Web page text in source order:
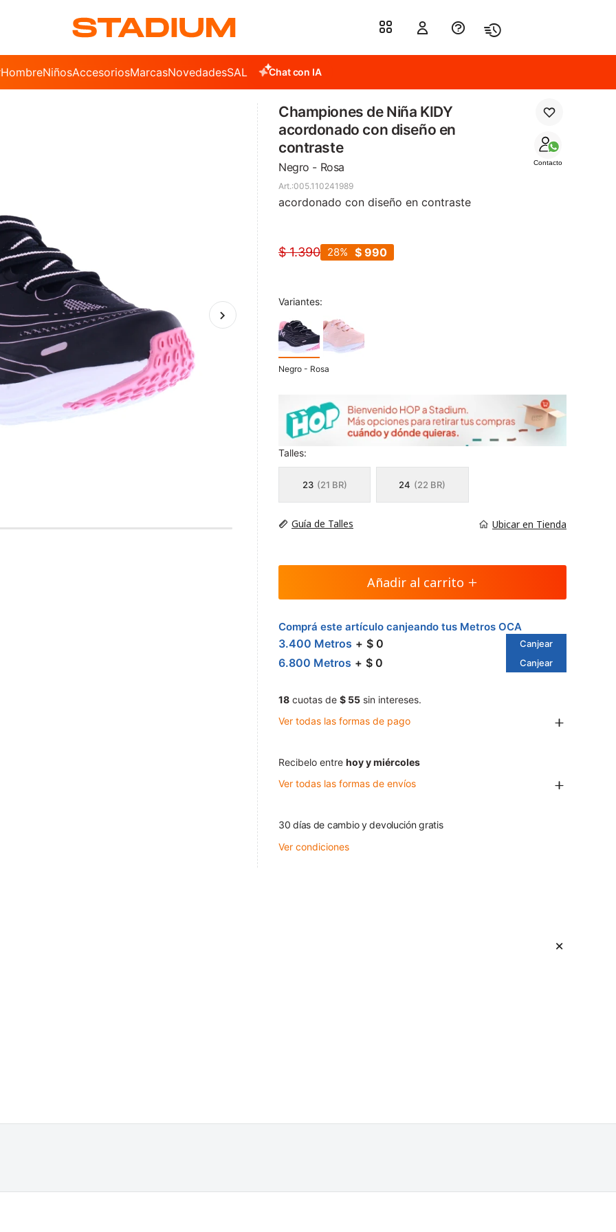
HombreNiñosAccesoriosMarcasNovedadesSALE Chat con IA
Championes de Niña KIDY
acordonado con diseño en
contraste
Negro - Rosa Contacto
005.110241989
acordonado con diseño en contraste
$ 1.390 $ 990
28
Variantes:
Negro - Rosa
Talles:
23 (21 BR) 24 (22 BR)
Guía de Talles Ubicar en Tienda
Añadir al carrito
Comprá este artículo canjeando tus Metros OCA
3.400 Metros $ 0 Canjear
6.800 Metros $ 0 Canjear
18 cuotas de $ 55 sin intereses.
Ver todas las formas de pago
Recibelo entre hoy y miércoles
Ver todas las formas de envíos
30 días de cambio y devolución gratis
Ver condiciones